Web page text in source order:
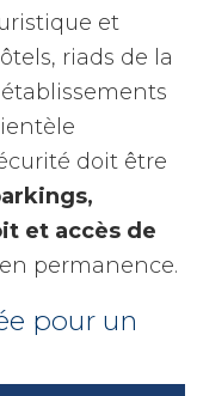
et
riads de la
doit être
et accès de
permanence.
pour un